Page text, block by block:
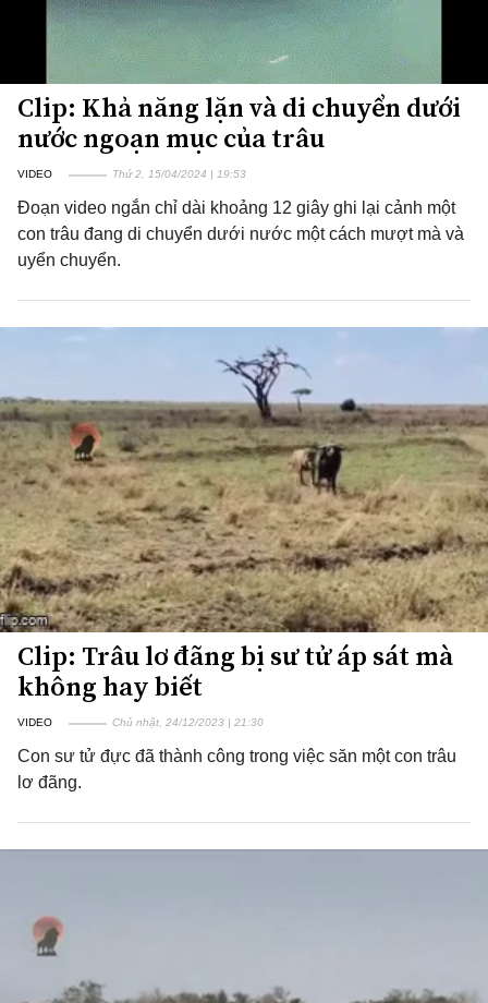
Clip: Khả năng lặn và di chuyển dưới
nước ngoạn mục của trâu
VIDEO Thứ 2, 15/04/2024 | 19:53
Đoạn video ngắn chỉ dài khoảng 12 giây ghi lại cảnh một
con trâu đang di chuyển dưới nước một cách mượt mà và
uyển chuyển.
Clip: Trâu lơ đãng bị sư tử áp sát mà
không hay biết
VIDEO Chủ nhật, 24/12/2023 | 21:30
Con sư tử đực đã thành công trong việc săn một con trâu
lơ đãng.